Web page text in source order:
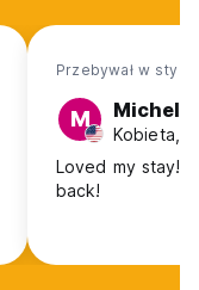
Przebywał w sty
M Michelle
Kobieta,
Loved my stay!
back!